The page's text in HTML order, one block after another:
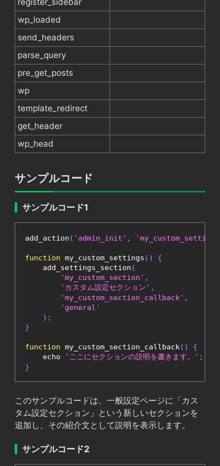
register_sidebar
wp_loaded
send_headers
parse_query
pre_get_posts
wp
template_redirect
get_header
wp_head
サンプルコード
サンプルコード1
add_action ( 'admin_init' ,
function my_custom_settings ()
{
    add_settings_section
(
'my_custom_section' ,
'カスタム設定セクション' ,
'my_custom_section_callback' ,
'general'
);
}
function my_custom_section_callback()
{
    echo
'ここにセクションの説明を書きます。' ;
}
このサンプルコードは、一般設定ページに「カス
タム設定セクション」という新しいセクションを
追加し、その紹介文として説明を表示します。
サンプルコード2